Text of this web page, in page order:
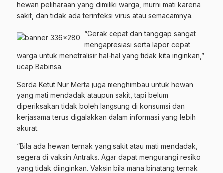
hewan peliharaan yang dimiliki warga, murni mati karena
sakit, dan tidak ada terinfeksi virus atau semacamnya.
“Gerak cepat dan tanggap sangat
mengapresiasi serta lapor cepat
warga untuk menetralisir hal-hal yang tidak kita inginkan,”
ucap Babinsa.
Serda Ketut Nur Merta juga menghimbau untuk hewan
yang mati mendadak ataupun sakit, tapi belum
diperiksakan tidak boleh langsung di konsumsi dan
kerjasama terus digalakkan dalam informasi yang lebih
akurat.
“Bila ada hewan ternak yang sakit atau mati mendadak,
segera di vaksin Antraks. Agar dapat mengurangi resiko
yang tidak diinginkan. Vaksin bila mana binatang ternak